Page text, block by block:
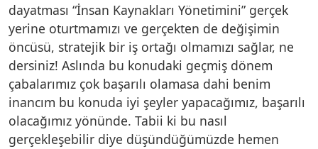
dayatması “İnsan Kaynakları Yönetimini” gerçek
yerine oturtmamızı ve gerçekten de değişimin
öncüsü, stratejik bir iş ortağı olmamızı sağlar, ne
dersiniz! Aslında bu konudaki geçmiş dönem
çabalarımız çok başarılı olamasa dahi benim
inancım bu konuda iyi şeyler yapacağımız, başarılı
olacağımız yönünde. Tabii ki bu nasıl
gerçekleşebilir diye düşündüğümüzde hemen